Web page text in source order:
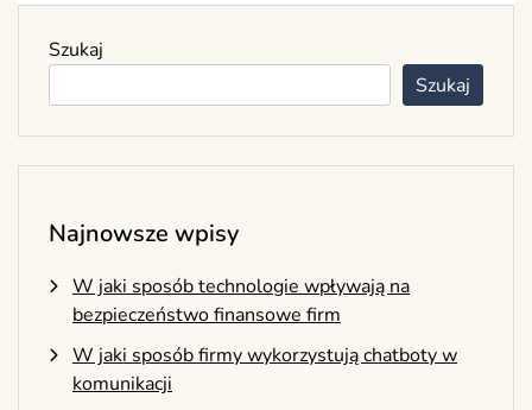
Szukaj
Szukaj
Najnowsze wpisy
W jaki sposób technologie wpływają na
bezpieczeństwo finansowe firm
W jaki sposób firmy wykorzystują chatboty w
komunikacji